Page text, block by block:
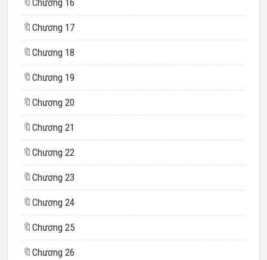
🔖 Chương 16
🔖 Chương 17
🔖 Chương 18
🔖 Chương 19
🔖 Chương 20
🔖 Chương 21
🔖 Chương 22
🔖 Chương 23
🔖 Chương 24
🔖 Chương 25
🔖 Chương 26